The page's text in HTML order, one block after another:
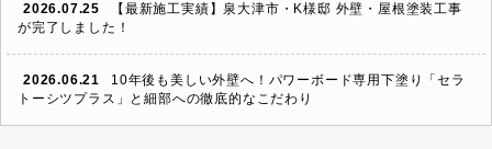
2026.07.25
【最新施工実績】泉大津市・K様邸 外壁・屋根塗装工事
が完了しました！
2026.06.21
10年後も美しい外壁へ！パワーボード専用下塗り「セラ
トーシツプラス」と細部への徹底的なこだわり